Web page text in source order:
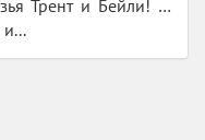
Трент и Бейли! …